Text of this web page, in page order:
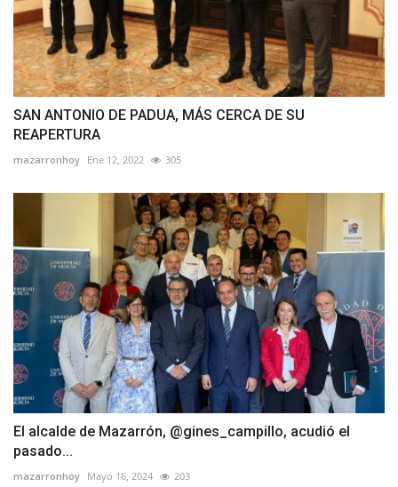
SAN ANTONIO DE PADUA, MÁS CERCA DE SU
REAPERTURA
mazarronhoy Ene 12, 2022 305
El alcalde de Mazarrón, @gines_campillo, acudió el
pasado...
mazarronhoy Mayo 16, 2024 203